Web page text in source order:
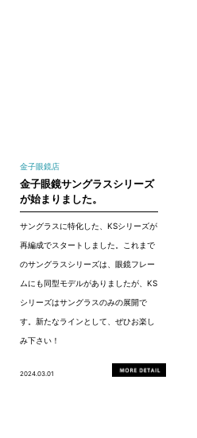
金子眼鏡店
金子眼鏡サングラスシリーズ
が始まりました。
サングラスに特化した、KSシリーズが
再編成でスタートしました。これまで
のサングラスシリーズは、眼鏡フレー
ムにも同型モデルがありましたが、KS
シリーズはサングラスのみの展開で
す。新たなラインとして、ぜひお楽し
み下さい！
2024.03.01